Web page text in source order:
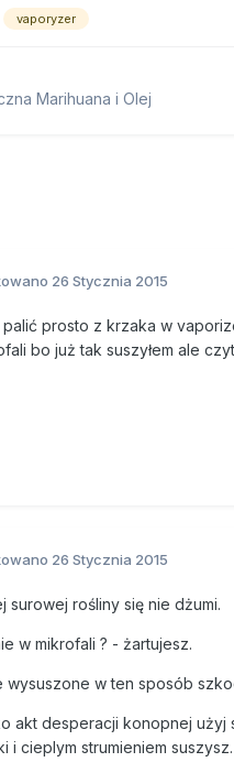
vaporyzer
Marihuana i Olej
26 Stycznia 2015
prosto z krzaka w
bo już tak suszyłem ale
26 Stycznia 2015
surowej rośliny się nie dżumi.
w mikrofali ? - żartujesz.
wysuszone w ten sposób
akt desperacji konopnej użyj
i cieplym strumieniem suszysz.